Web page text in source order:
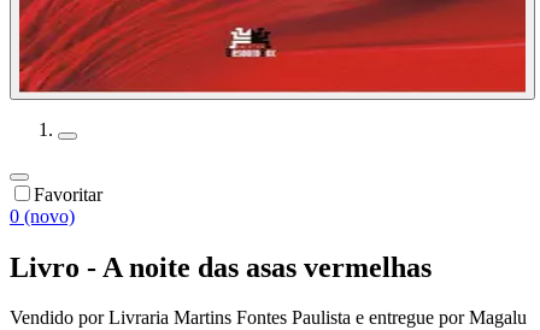
Favoritar
0 (novo)
Livro - A noite das asas vermelhas
Vendido porLivraria Martins Fontes Paulista e entregue por Magalu